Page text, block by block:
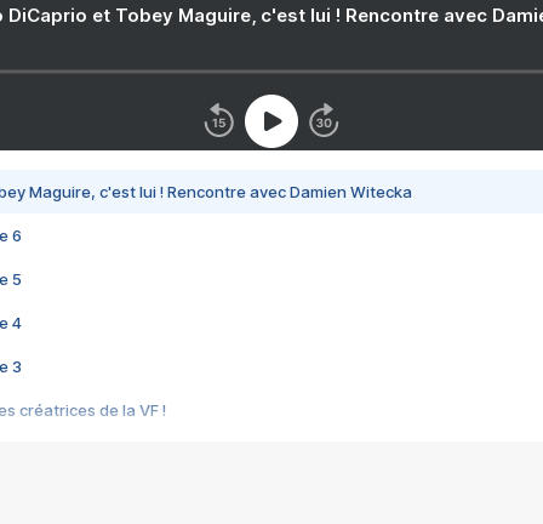
DiCaprio et Tobey Maguire, c'est lui ! Rencontre avec
Maguire, c'est lui ! Rencontre avec Damien Witecka
6
5
4
3
créatrices de la VF !